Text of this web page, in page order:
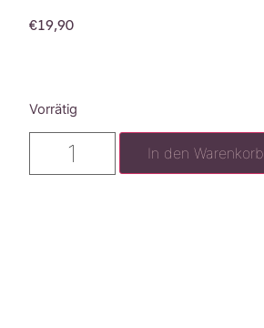
€19,90
Vorrätig
In den Warenkorb